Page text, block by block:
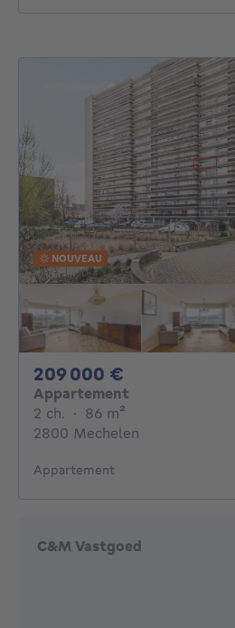
NOUVEAU
209 000 €
Appartement
2 ch. 2 chambres
· 86 m²
2800 Mechelen
Appartement
C&M Vastgoed